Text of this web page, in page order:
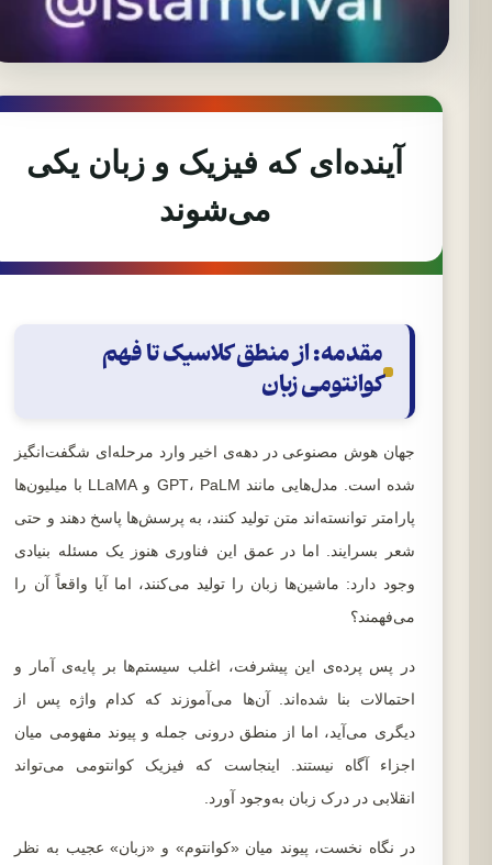
آینده‌ای که فیزیک و زبان یکی
می‌شوند
مقدمه: از منطق کلاسیک تا فهم
کوانتومی زبان
جهان هوش مصنوعی در دهه‌ی اخیر وارد مرحله‌ای شگفت‌انگیز
شده است. مدل‌هایی مانند GPT، PaLM و LLaMA با میلیون‌ها
پارامتر توانسته‌اند متن تولید کنند، به پرسش‌ها پاسخ دهند و حتی
شعر بسرایند. اما در عمق این فناوری هنوز یک مسئله بنیادی
وجود دارد: ماشین‌ها زبان را تولید می‌کنند، اما آیا واقعاً آن را
می‌فهمند؟
در پس پرده‌ی این پیشرفت، اغلب سیستم‌ها بر پایه‌ی آمار و
احتمالات بنا شده‌اند. آن‌ها می‌آموزند که کدام واژه پس از
دیگری می‌آید، اما از منطق درونی جمله و پیوند مفهومی میان
اجزاء آگاه نیستند. اینجاست که فیزیک کوانتومی می‌تواند
انقلابی در درک زبان به‌وجود آورد.
در نگاه نخست، پیوند میان «کوانتوم» و «زبان» عجیب به نظر